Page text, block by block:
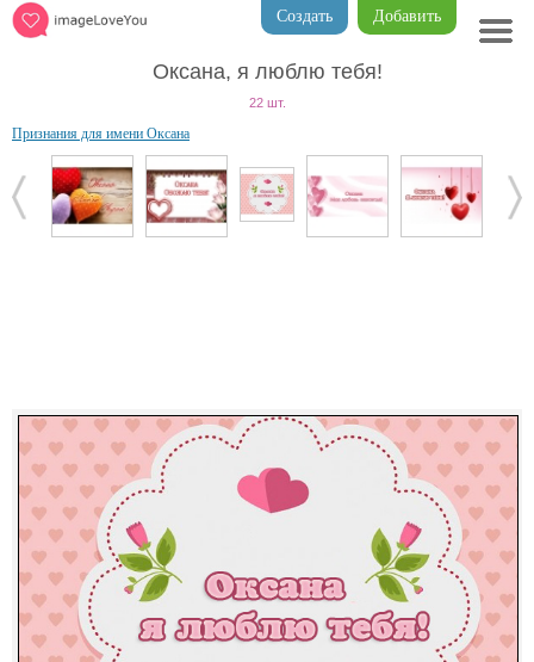
Добавить
Создать
Оксана, я люблю тебя!
22 шт.
Признания для имени Оксана